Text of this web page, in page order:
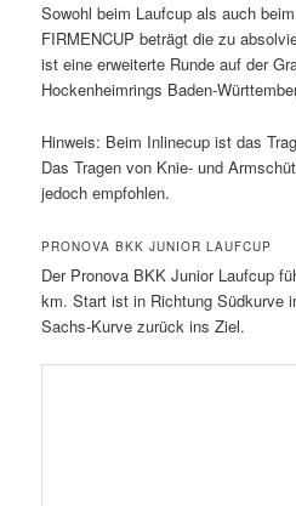
Sowohl beim Laufcup als auch
FIRMENCUP beträgt die zu
ist eine erweiterte Runde auf der
Hockenheimrings Baden-
Hinweis: Beim Inlinecup ist das
Das Tragen von Knie- und
jedoch empfohlen.
PRONOVA BKK JUNIOR LAUFCUP
Der Pronova BKK Junior Laufcup
km. Start ist in Richtung Südkurve
Sachs-Kurve zurück ins Ziel.